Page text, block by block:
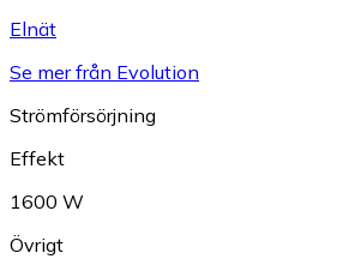
Elnät
Se mer från Evolution
Strömförsörjning
Effekt
1600 W
Övrigt